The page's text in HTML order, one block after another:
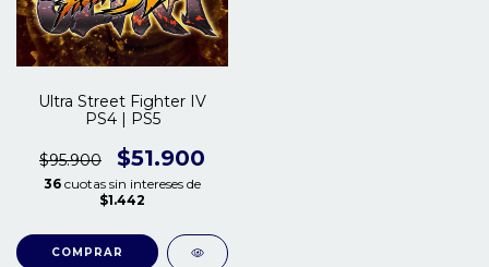
Ultra Street Fighter IV
PS4 | PS5
$95.900 $51.900
36 cuotas sin intereses de
$1.442
COMPRAR